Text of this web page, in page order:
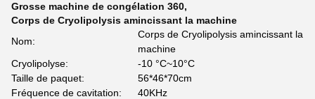
Grosse machine de congélation 360,
Corps de Cryolipolysis amincissant la machine
Nom:
Corps de Cryolipolysis amincissant la
machine
Cryolipolyse:
-10 °C~10°C
Taille de paquet:
56*46*70cm
Fréquence de cavitation:
40KHz